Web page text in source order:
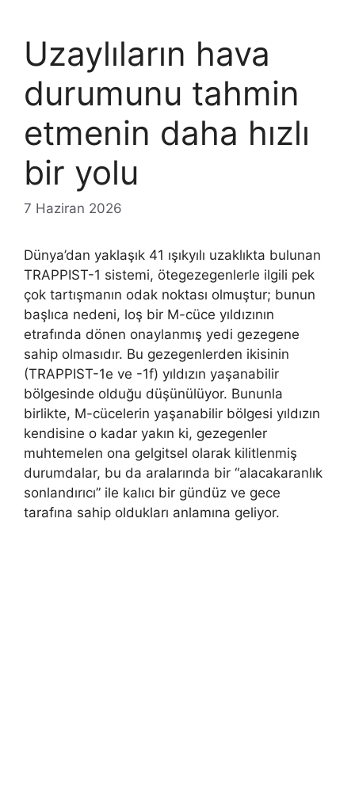
Uzaylıların hava
durumunu tahmin
etmenin daha hızlı
bir yolu
7 Haziran 2026
Dünya’dan yaklaşık 41 ışıkyılı uzaklıkta bulunan
TRAPPIST-1 sistemi, ötegezegenlerle ilgili pek
çok tartışmanın odak noktası olmuştur; bunun
başlıca nedeni, loş bir M-cüce yıldızının
etrafında dönen onaylanmış yedi gezegene
sahip olmasıdır. Bu gezegenlerden ikisinin
(TRAPPIST-1e ve -1f) yıldızın yaşanabilir
bölgesinde olduğu düşünülüyor. Bununla
birlikte, M-cücelerin yaşanabilir bölgesi yıldızın
kendisine o kadar yakın ki, gezegenler
muhtemelen ona gelgitsel olarak kilitlenmiş
durumdalar, bu da aralarında bir “alacakaranlık
sonlandırıcı” ile kalıcı bir gündüz ve gece
tarafına sahip oldukları anlamına geliyor.